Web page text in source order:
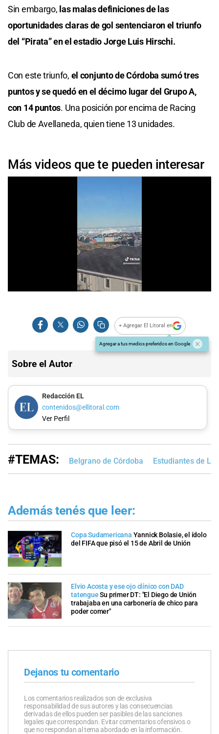
Sin embargo, las malas definiciones de las
oportunidades claras de gol sentenciaron el triunfo
del “Pirata” en el estadio Jorge Luis Hirschi.
Con este triunfo, el conjunto de Córdoba sumó tres
puntos y se quedó en el décimo lugar del Grupo A,
con 14 puntos. Una posición por encima de Racing
Club de Avellaneda, quien tiene 13 unidades.
Más videos que te pueden interesar
+ Agregar El Litoral en
Agregar a tus medios preferidos en Google
Sobre el Autor
Redacción EL
contenidos@ellitoral.com
Ver Perfil
#TEMAS: Belgrano de Córdoba Estudiantes de La
Además tenés que leer:
Copa Sudamericana Yannick Bolasie, el ídolo
del FIFA que pisó el 15 de Abril de Unión
Elvio Acosta y ese ojo clínico con DAD
tatengue Su primer DT: "El Diego de Unión
trabajaba en una carbonería de chico para
poder comer"
Dejanos tu comentario
Los comentarios realizados son de exclusiva
responsabilidad de sus autores y las consecuencias
derivadas de ellos pueden ser pasibles de las sanciones
legales que correspondan. Evitar comentarios ofensivos o
que no respondan al tema abordado en la información.